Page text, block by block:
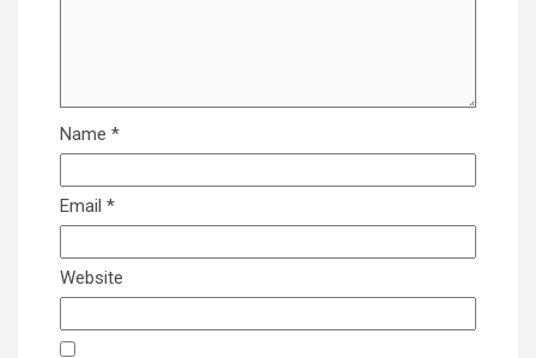
Name *
Email *
Website